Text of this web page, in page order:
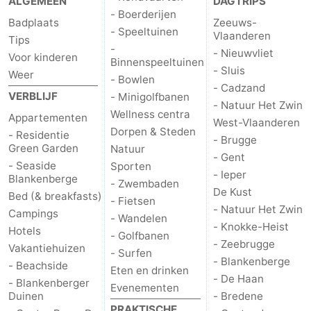
Vlaanderen
-
Nieuwvliet
-
Sluis
-
Cadzand
-
Natuur
Het
Zwin
West-
Vlaanderen
-
Brugge
-
Gent
-
Ieper
De
Kust
-
Badplaats
Tips
Voor kinderen
Weer
VERBLIJF
Appartementen
- Residentie
Green Garden
- Seaside
Blankenberge
Bed (& breakfasts)
Campings
Hotels
Vakantiehuizen
- Beachside
- Blankenberger
Duinen
- Boerderijen
- Speeltuinen
-
Binnenspeeltuinen
- Bowlen
- Minigolfbanen
Wellness centra
Dorpen & Steden
Natuur
Sporten
- Zwembaden
- Fietsen
- Wandelen
- Golfbanen
- Surfen
Eten en drinken
Evenementen
Zeeuws-
Vlaanderen
- Nieuwvliet
- Sluis
- Cadzand
- Natuur Het Zwin
West-Vlaanderen
- Brugge
- Gent
- Ieper
De Kust
- Natuur Het Zwin
- Knokke-Heist
- Zeebrugge
- Blankenberge
- De Haan
- Bredene